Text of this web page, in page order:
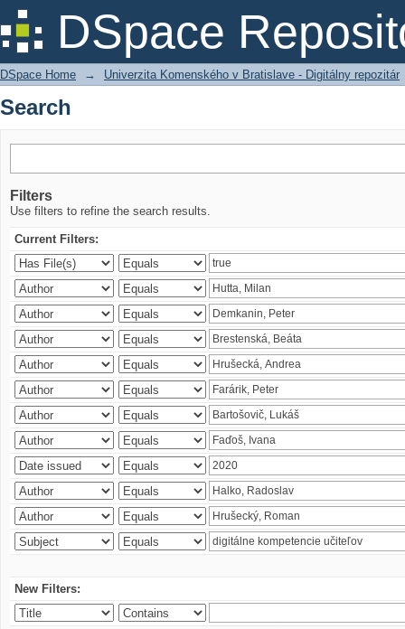
DSpace
Search
DSpace Home → Univerzita Komenského v Bratislave - Digitálny repozitár
Search
Filters
Use filters to refine the search results.
Current Filters:
New Filters: